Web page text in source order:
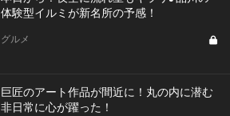
体験型イルミが新名所の予感！
グルメ
巨匠のアート作品が間近に！丸の内に潜む
非日常に心が躍った！